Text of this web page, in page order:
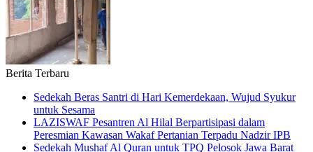
Berita Terbaru
Sedekah Beras Santri di Hari Kemerdekaan, Wujud Syukur
untuk Sesama
LAZISWAF Pesantren Al Hilal Berpartisipasi dalam
Peresmian Kawasan Wakaf Pertanian Terpadu Nadzir IPB
Sedekah Mushaf Al Quran untuk TPQ Pelosok Jawa Barat